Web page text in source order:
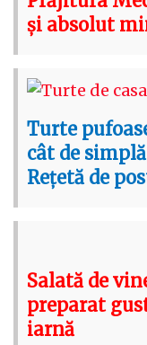
și absolut
Turte
cât de
Rețetă de
Salată de
preparat
iarnă